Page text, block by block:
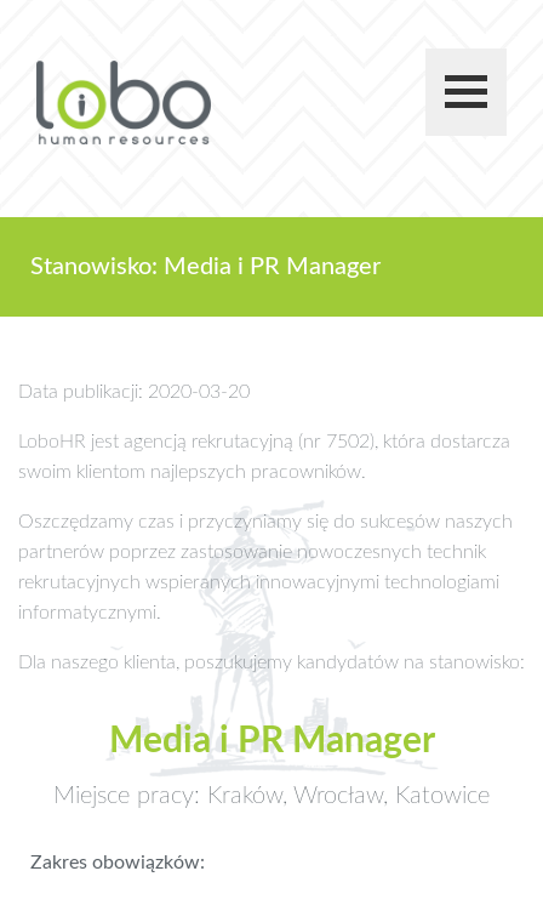
Stanowisko: Media i PR Manager
Data publikacji: 2020-03-20
LoboHR jest agencją rekrutacyjną (nr 7502), która dostarcza
swoim klientom najlepszych pracowników.
Oszczędzamy czas i przyczyniamy się do sukcesów naszych
partnerów poprzez zastosowanie nowoczesnych technik
rekrutacyjnych wspieranych innowacyjnymi technologiami
informatycznymi.
Dla naszego klienta, poszukujemy kandydatów na stanowisko:
Media i PR Manager
Miejsce pracy: Kraków, Wrocław, Katowice
Zakres obowiązków: